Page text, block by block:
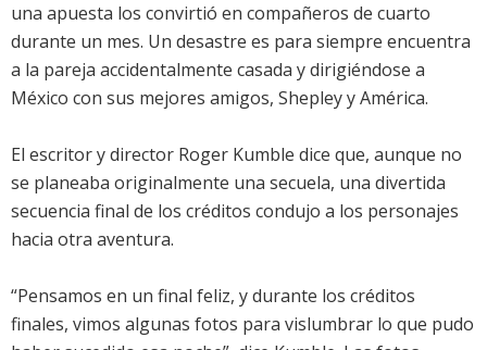
una apuesta los convirtió en compañeros de cuarto
durante un mes. Un desastre es para siempre encuentra
a la pareja accidentalmente casada y dirigiéndose a
México con sus mejores amigos, Shepley y América.
El escritor y director Roger Kumble dice que, aunque no
se planeaba originalmente una secuela, una divertida
secuencia final de los créditos condujo a los personajes
hacia otra aventura.
“Pensamos en un final feliz, y durante los créditos
finales, vimos algunas fotos para vislumbrar lo que pudo